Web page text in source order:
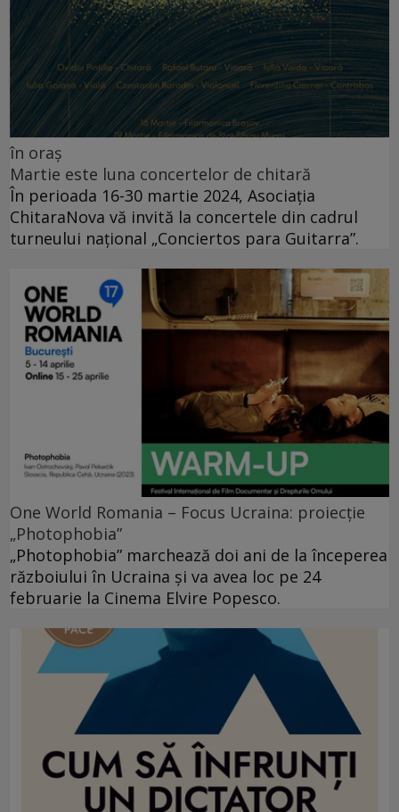
în oraș
Martie este luna concertelor de chitară
În perioada 16-30 martie 2024, Asociația
ChitaraNova vă invită la concertele din cadrul
turneului național „Conciertos para Guitarra”.
One World Romania – Focus Ucraina: proiecție
„Photophobia”
„Photophobia” marchează doi ani de la începerea
războiului în Ucraina și va avea loc pe 24
februarie la Cinema Elvire Popesco.